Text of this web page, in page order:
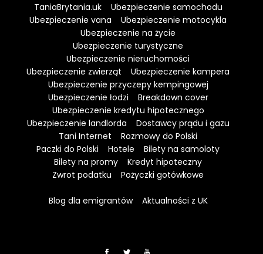
TaniaBrytania.uk
Ubezpieczenie samochodu
Ubezpieczenie vana
Ubezpieczenie motocykla
Ubezpieczenie na życie
Ubezpieczenie turystyczne
Ubezpieczenie nieruchomości
Ubezpieczenie zwierząt
Ubezpieczenie kampera
Ubezpieczenie przyczepy kempingowej
Ubezpieczenie łodzi
Breakdown cover
Ubezpieczenie kredytu hipotecznego
Ubezpieczenie landlorda
Dostawcy prądu i gazu
Tani Internet
Rozmowy do Polski
Paczki do Polski
Hotele
Bilety na samoloty
Bilety na promy
Kredyt hipoteczny
Zwrot podatku
Pożyczki gotówkowe
Blog dla emigrantów Aktualności z UK